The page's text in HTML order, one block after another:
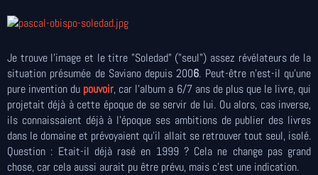
Je trouve l’image et le titre "Soledad" ("seul") assez révélateurs de la
situation présumée de Saviano depuis 2006. Peut-être n’est-il qu’une
pure invention du pouvoir, car l'album a 6/7 ans de plus que le livre, qui
projetait déjà à cette époque de se servir de lui. Ou alors, cas inverse,
ils connaissaient déjà à l'époque ses ambitions de publier des livres
dans le domaine et prévoyaient qu'il allait se retrouver tout seul, isolé.
Question : Etait-il déjà rasé en 1999 ? Cela ne change pas grand
chose, car cela aussi aurait pu être prévu, mais c'est une indication.